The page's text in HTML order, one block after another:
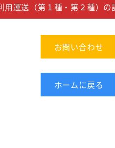
用運送（第１種・第２種）の
お問い合わせ
ホームに戻る